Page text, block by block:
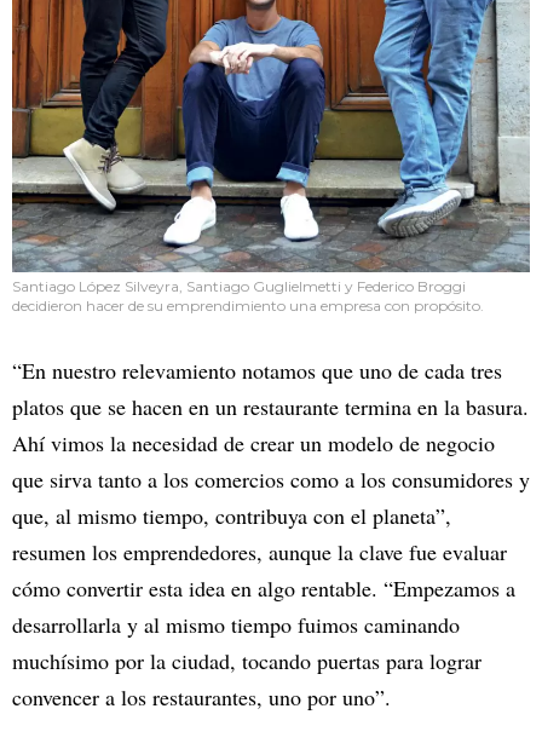
Santiago López Silveyra, Santiago Guglielmetti y Federico Broggi
decidieron hacer de su emprendimiento una empresa con propósito.
“En nuestro relevamiento notamos que uno de cada tres
platos que se hacen en un restaurante termina en la basura.
Ahí vimos la necesidad de crear un modelo de negocio
que sirva tanto a los comercios como a los consumidores y
que, al mismo tiempo, contribuya con el planeta”,
resumen los emprendedores, aunque la clave fue evaluar
cómo convertir esta idea en algo rentable. “Empezamos a
desarrollarla y al mismo tiempo fuimos caminando
muchísimo por la ciudad, tocando puertas para lograr
convencer a los restaurantes, uno por uno”.